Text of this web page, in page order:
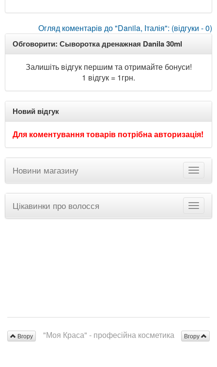
Огляд коментарів до "Danila, Італія": (відгуки - 0)
Обговорити: Сыворотка дренажная Danila 30ml
Залишіть відгук першим та отримайте бонуси!
1 відгук = 1грн.
Новий відгук
Для коментування товарів потрібна авторизація!
Новини магазину
Цікавинки про волосся
Вгору
Вгору
"Моя Краса" - професійна косметика